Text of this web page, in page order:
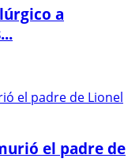
a
el padre de